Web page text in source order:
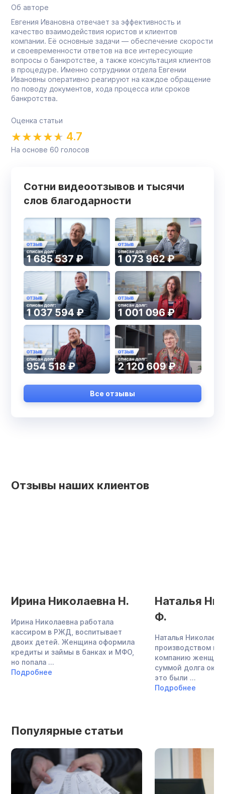
Об авторе
Евгения Ивановна отвечает за эффективность и
качество взаимодействия юристов и клиентов
компании. Её основные задачи — обеспечение скорости
и своевременности ответов на все интересующие
вопросы о банкротстве, а также консультация клиентов
в процедуре. Именно сотрудники отдела Евгении
Ивановны оперативно реагируют на каждое обращение
по поводу документов, хода процесса или сроков
банкротства.
Оценка статьи
4.7
На основе 60 голосов
Сотни видеоотзывов и тысячи
слов благодарности
Все отзывы
Отзывы наших клиентов
Ирина Николаевна Н.
Ирина Николаевна работала
кассиром в РЖД, воспитывает
двоих детей. Женщина оформила
кредиты и займы в банках и МФО,
но попала ...
Подробнее
Наталья
Ф.
Наталья
производством
компанию
суммой долга
это были ...
Подробнее
Популярные статьи